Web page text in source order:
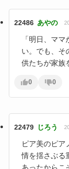
22486 あやの
「明日、マ
い。でも、そ
供たちが家族
0 0
22479 じろう
ピア美のピア
情を揺さぶる
あったからこ